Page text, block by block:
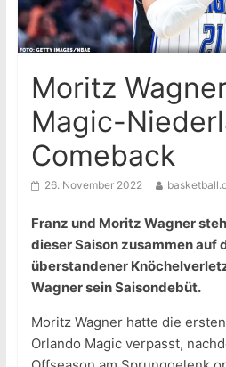
Moritz
Magic-
Comeback
26. November 2022
Franz und Moritz Wagner
dieser Saison zusammen auf
überstandener
Wagner sein Saisondebüt.
Moritz Wagner hatte die
Orlando Magic verpasst,